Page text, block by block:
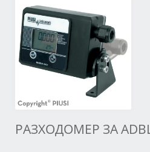
РАЗХОДОМЕР ЗА